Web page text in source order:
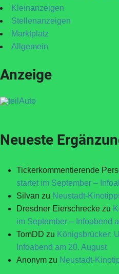
Kleinanzeigen
Stellenanzeigen
Marktplatz
Allgemein
Anzeige
Neueste
Tickerkommentierende
startet im September –
Silvan zu Neustadt-
Dresdner Eierschrecke zu
im September – Infoabend
TomDD zu Königsbrücker:
Infoabend am 20. August
Anonym zu Neustadt-